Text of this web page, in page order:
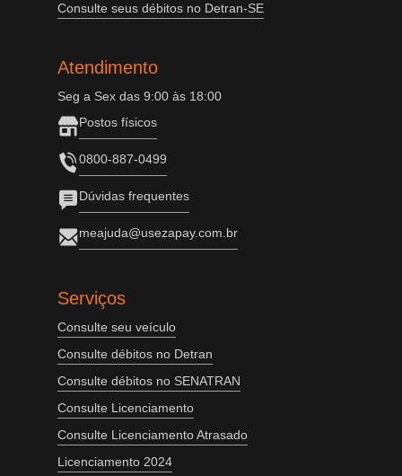
Consulte seus débitos no Detran-SE
Atendimento
Seg a Sex das 9:00 às 18:00
Postos físicos
0800-887-0499
Dúvidas frequentes
meajuda@usezapay.com.br
Serviços
Consulte seu veículo
Consulte débitos no Detran
Consulte débitos no SENATRAN
Consulte Licenciamento
Consulte Licenciamento Atrasado
Licenciamento 2024